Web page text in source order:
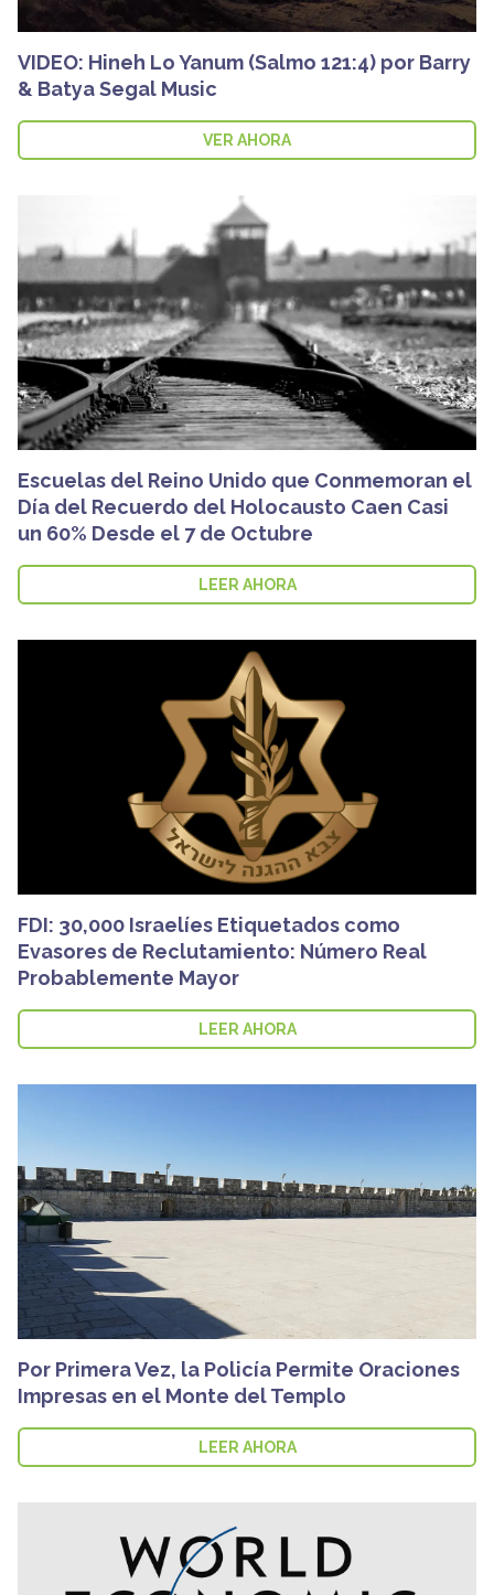
VIDEO: Hineh Lo Yanum (Salmo 121:4) por Barry
& Batya Segal Music
VER AHORA
Escuelas del Reino Unido que Conmemoran el
Día del Recuerdo del Holocausto Caen Casi
un 60% Desde el 7 de Octubre
LEER AHORA
FDI: 30,000 Israelíes Etiquetados como
Evasores de Reclutamiento: Número Real
Probablemente Mayor
LEER AHORA
Por Primera Vez, la Policía Permite Oraciones
Impresas en el Monte del Templo
LEER AHORA